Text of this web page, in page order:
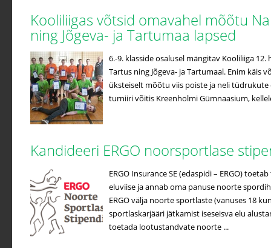
Kooliliigas võtsid omavahel mõõtu
ning Jõgeva- ja Tartumaa lapsed
6.-9. klasside osalusel mängitav Kooliliiga
Tartus ning Jõgeva- ja Tartumaal. Enim käis
üksteiselt mõõtu viis poiste ja neli tüdrukute
turniiri võitis Kreenholmi Gümnaasium,
Kandideeri ERGO noorsportlase
ERGO Insurance SE (edaspidi – ERGO)
eluviise ja annab oma panuse noorte
ERGO välja noorte sportlaste (vanuses 18
sportlaskarjääri jätkamist iseseisva elu
toetada lootustandvate noorte ...